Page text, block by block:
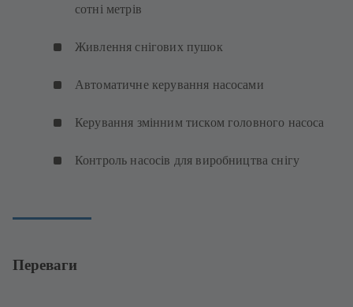
сотні метрів
Живлення снігових пушок
Автоматичне керування насосами
Керування змінним тиском головного насоса
Контроль насосів для виробництва снігу
Переваги